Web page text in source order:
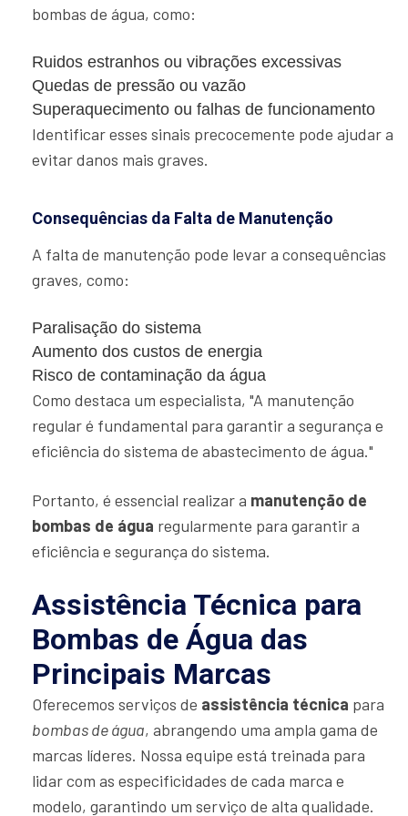
bombas de água, como:
Ruidos estranhos ou vibrações excessivas
Quedas de pressão ou vazão
Superaquecimento ou falhas de funcionamento
Identificar esses sinais precocemente pode ajudar a
evitar danos mais graves.
Consequências da Falta de Manutenção
A falta de manutenção pode levar a consequências
graves, como:
Paralisação do sistema
Aumento dos custos de energia
Risco de contaminação da água
Como destaca um especialista, "A manutenção
regular é fundamental para garantir a segurança e
eficiência do sistema de abastecimento de água."
Portanto, é essencial realizar a manutenção de
bombas de água regularmente para garantir a
eficiência e segurança do sistema.
Assistência Técnica para
Bombas de Água das
Principais Marcas
Oferecemos serviços de assistência técnica para
bombas de água, abrangendo uma ampla gama de
marcas líderes. Nossa equipe está treinada para
lidar com as especificidades de cada marca e
modelo, garantindo um serviço de alta qualidade.